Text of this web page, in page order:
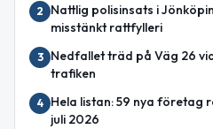
2
Nattlig polisinsats i
misstänkt rattfylleri
3
Nedfallet träd på Väg 26
trafiken
4
Hela listan: 59 nya företag
juli 2026